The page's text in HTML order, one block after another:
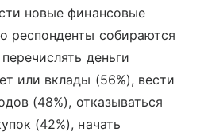
новые финансовые
респонденты собираются
деньги
или вклады (56%), вести
(48%), отказываться
(42%), начать